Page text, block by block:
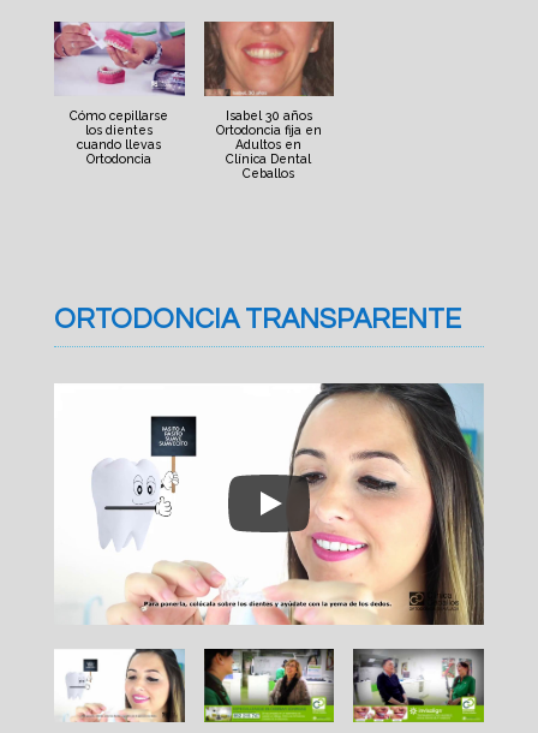
Cómo cepillarse
los dientes
cuando llevas
Ortodoncia
Isabel 30 años
Ortodoncia fija en
Adultos en
Clínica Dental
Ceballos
ORTODONCIA TRANSPARENTE